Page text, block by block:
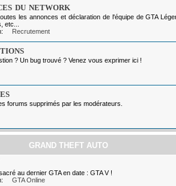
du network
les annonces et déclaration de l'équipe de GTA
etc...
Recrutement
? Un bug trouvé ? Venez vous exprimer ici !
forums supprimés par les modérateurs.
GRAND THEFT AUTO
au dernier GTA en date : GTA V !
GTA Online